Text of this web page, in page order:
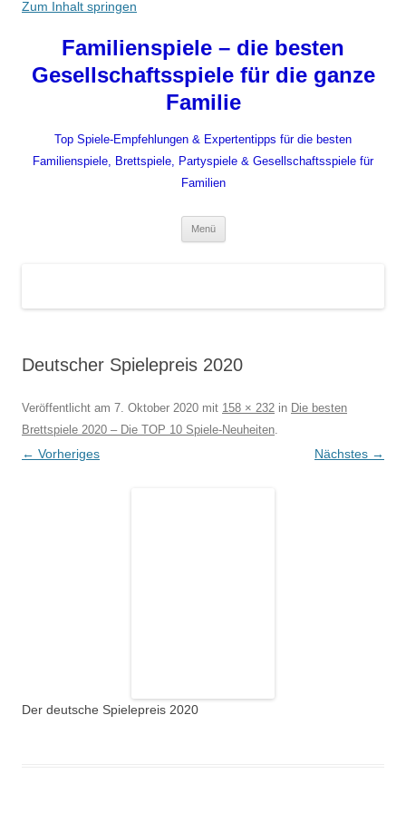
Zum Inhalt springen
Familienspiele – die besten
Gesellschaftsspiele für die ganze
Familie
Top Spiele-Empfehlungen & Expertentipps für die besten
Familienspiele, Brettspiele, Partyspiele & Gesellschaftsspiele für
Familien
Menü
Deutscher Spielepreis 2020
Veröffentlicht am 7. Oktober 2020 mit 158 × 232 in Die besten
Brettspiele 2020 – Die TOP 10 Spiele-Neuheiten.
← Vorheriges Nächstes →
Der deutsche Spielepreis 2020